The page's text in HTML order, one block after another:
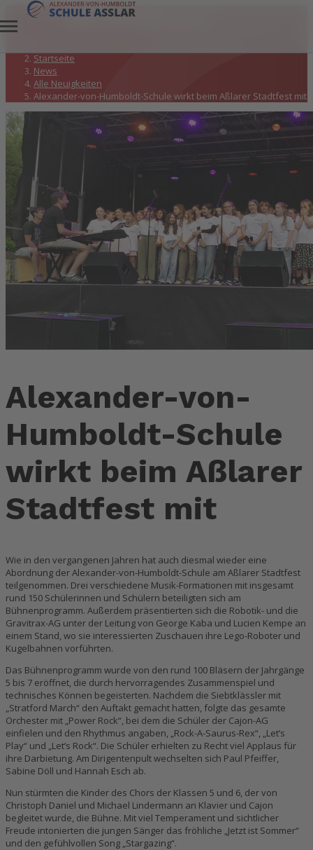
Alle Neuigkeiten
Startseite
News
Alle Neuigkeiten
Alexander-von-Humboldt-Schule wirkt beim Aßlarer Stadtfest mit
Alexander-von-
Humboldt-Schule
wirkt beim Aßlarer
Stadtfest mit
Wie in den vergangenen Jahren hat auch diesmal wieder eine
Abordnung der Alexander-von-Humboldt-Schule am Aßlarer Stadtfest
teilgenommen. Drei verschiedene Musik-Formationen mit insgesamt
rund 150 Schülerinnen und Schülern beteiligten sich am
Bühnenprogramm. Außerdem präsentierten sich die Robotik- und die
Gravitrax-AG unter der Leitung von George Kaba und Lucien Kempe an
einem Stand, wo sie interessierten Zuschauen ihre Lego-Roboter und
Kugelbahnen vorführten.
Das Bühnenprogramm wurde von den rund 100 Bläsern der Jahrgänge
5 bis 7 eröffnet, die durch hervorragendes Zusammenspiel und
technisches Können begeisterten. Nachdem die Siebtklässler mit
„Stratford March“ den Auftakt gemacht hatten, folgte das gesamte
Orchester mit „Power Rock“, bei dem die Schüler der Cajon-AG
einfielen und den Rhythmus angaben, „Rock-A-Saurus-Rex“, „Let’s
Play“ und „Let’s Rock“. Die Schüler erhielten zu Recht viel Applaus für
ihre Darbietung. Am Dirigentenpult wechselten sich Paul Pfeiffer,
Sabine Döll und Hannah Esch ab.
Nun stürmten die Kinder des Chors der Klassen 5 und 6, der von
Christoph Daniel und Michael Lindermann an Klavier und Cajon
begleitet wurde, die Bühne. Mit viel Temperament und sichtlicher
Freude intonierten die jungen Sänger das fröhliche „Jetzt ist Sommer“
und den gefühlvollen Song „Stargazing“.